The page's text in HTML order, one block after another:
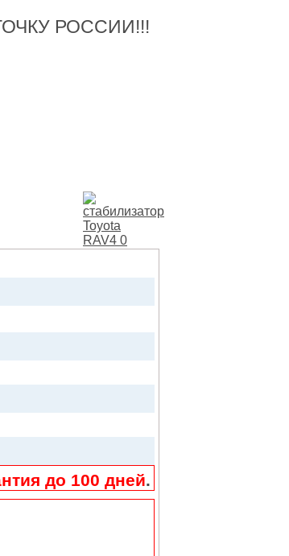
РОССИИ!!!
до 100 дней.